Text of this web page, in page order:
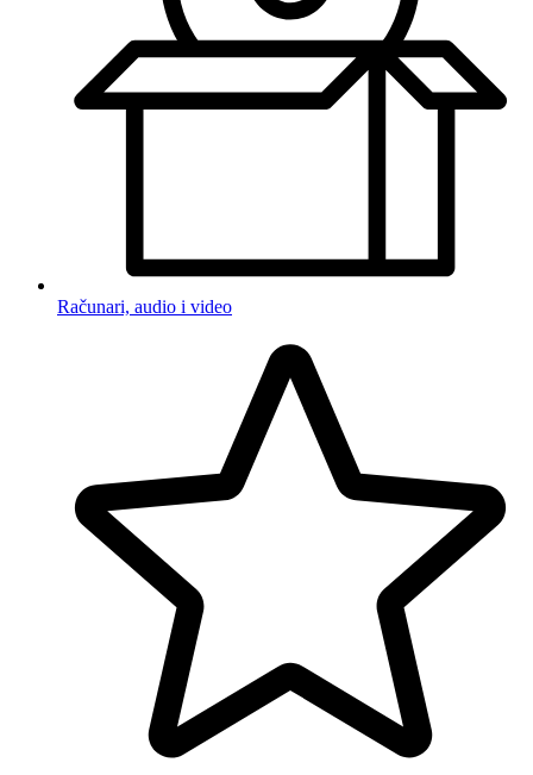
Računari, audio i video